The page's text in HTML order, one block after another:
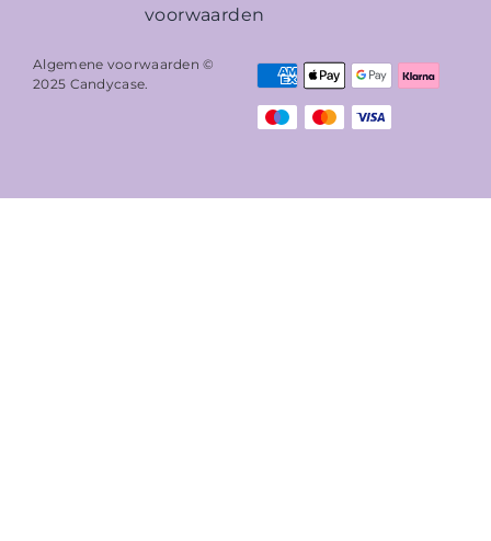
voorwaarden
Algemene voorwaarden ©
2025 Candycase.